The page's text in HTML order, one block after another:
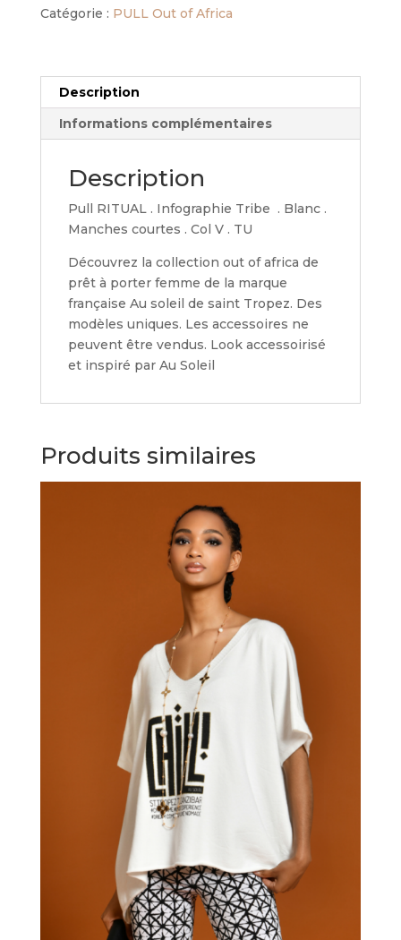
TRIBE
Catégorie : PULL Out of Africa
Description
Informations complémentaires
Description
Pull RITUAL . Infographie Tribe . Blanc .
Manches courtes . Col V . TU
Découvrez la collection out of africa de
prêt à porter femme de la marque
française Au soleil de saint Tropez. Des
modèles uniques. Les accessoires ne
peuvent être vendus. Look accessoirisé
et inspiré par Au Soleil
Produits similaires